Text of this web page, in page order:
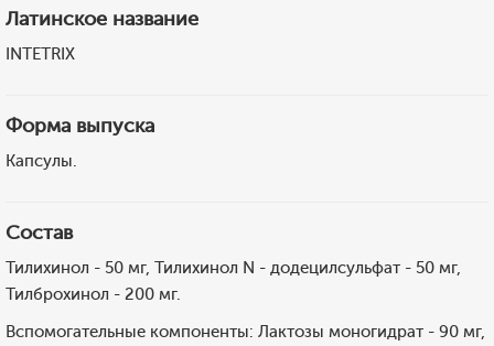
Латинское название
INTETRIX
Форма выпуска
Капсулы.
Состав
Тилихинол - 50 мг, Тилихинол N - додецилсульфат - 50 мг,
Тилброхинол - 200 мг.
Вспомогательные компоненты: Лактозы моногидрат - 90 мг,